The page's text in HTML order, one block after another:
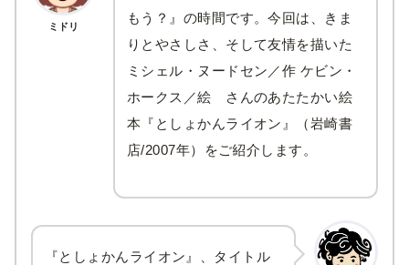
ミドリ
もう？』の時間です。今回は、きま
りとやさしさ、そして友情を描いた
ミシェル・ヌードセン／作 ケビン・
ホークス／絵 さんのあたたかい絵
本『としょかんライオン』（岩崎書
店/2007年）をご紹介します。
『としょかんライオン』、タイトル